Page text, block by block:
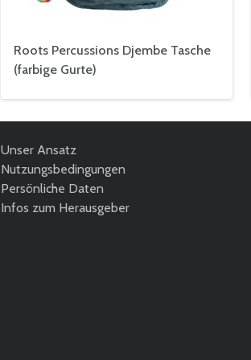
Roots Percussions Djembe Tasche
(farbige Gurte)
Unser Ansatz
Nutzungsbedingungen
Persönliche Daten
Infos zum Herausgeber